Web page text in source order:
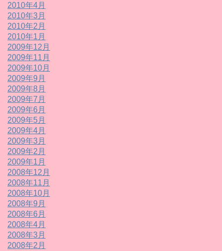
2010年4月
2010年3月
2010年2月
2010年1月
2009年12月
2009年11月
2009年10月
2009年9月
2009年8月
2009年7月
2009年6月
2009年5月
2009年4月
2009年3月
2009年2月
2009年1月
2008年12月
2008年11月
2008年10月
2008年9月
2008年6月
2008年4月
2008年3月
2008年2月